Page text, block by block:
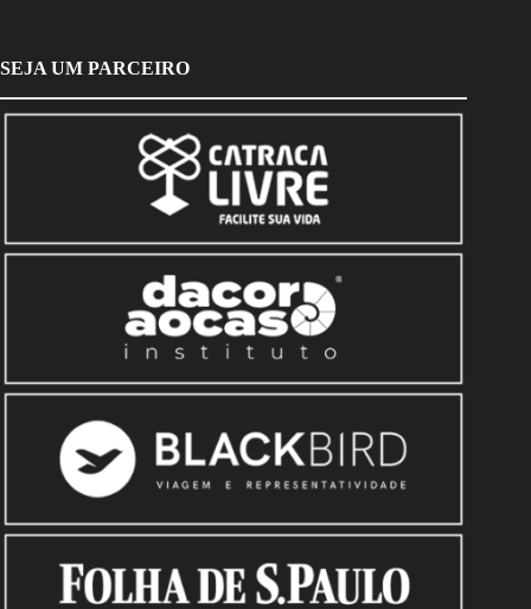
SEJA UM PARCEIRO